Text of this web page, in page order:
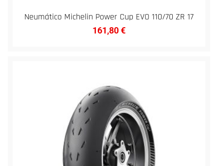
Neumático Michelin Power Cup EVO 110/70 ZR 17
161,80€